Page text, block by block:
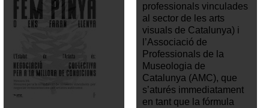
professionals vinculades
al sector de les arts
visuals de Catalunya) i
l’Associació de
Professionals de la
Museologia de
Catalunya (AMC), que
s’aturés immediatament
en tant que la fórmula